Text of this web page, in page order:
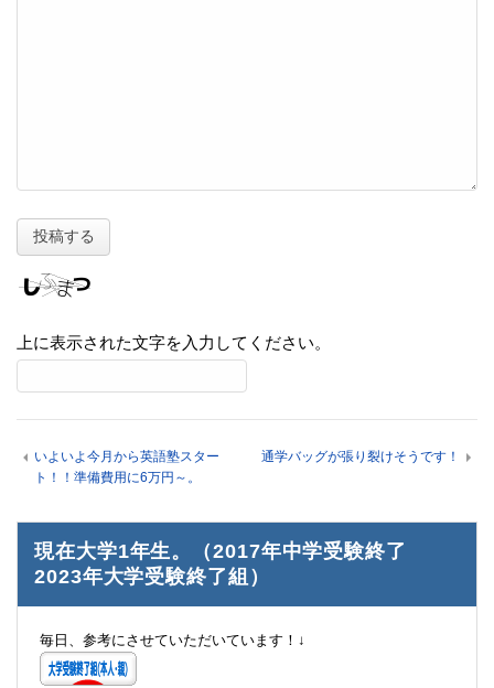
上に表示された文字を入力してください。
いよいよ今月から英語塾スター
ト！！準備費用に6万円～。
通学バッグが張り裂けそうです！
現在大学1年生。（2017年中学受験終了
2023年大学受験終了組）
毎日、参考にさせていただいています！↓